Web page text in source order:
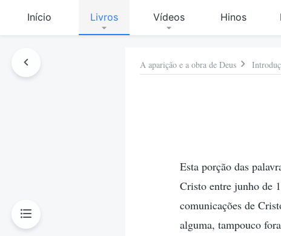
Início Livros Vídeos Hinos
A aparição e a obra de Deus
Esta porção das
Cristo entre junho de
comunicações de
alguma, tampouco